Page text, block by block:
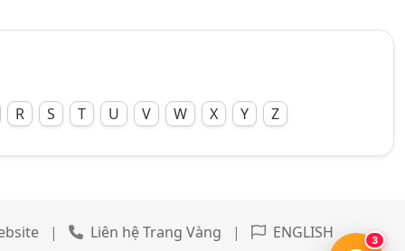
3
R S T U V W X Y Z
| Liên hệ Trang Vàng | ENGLISH